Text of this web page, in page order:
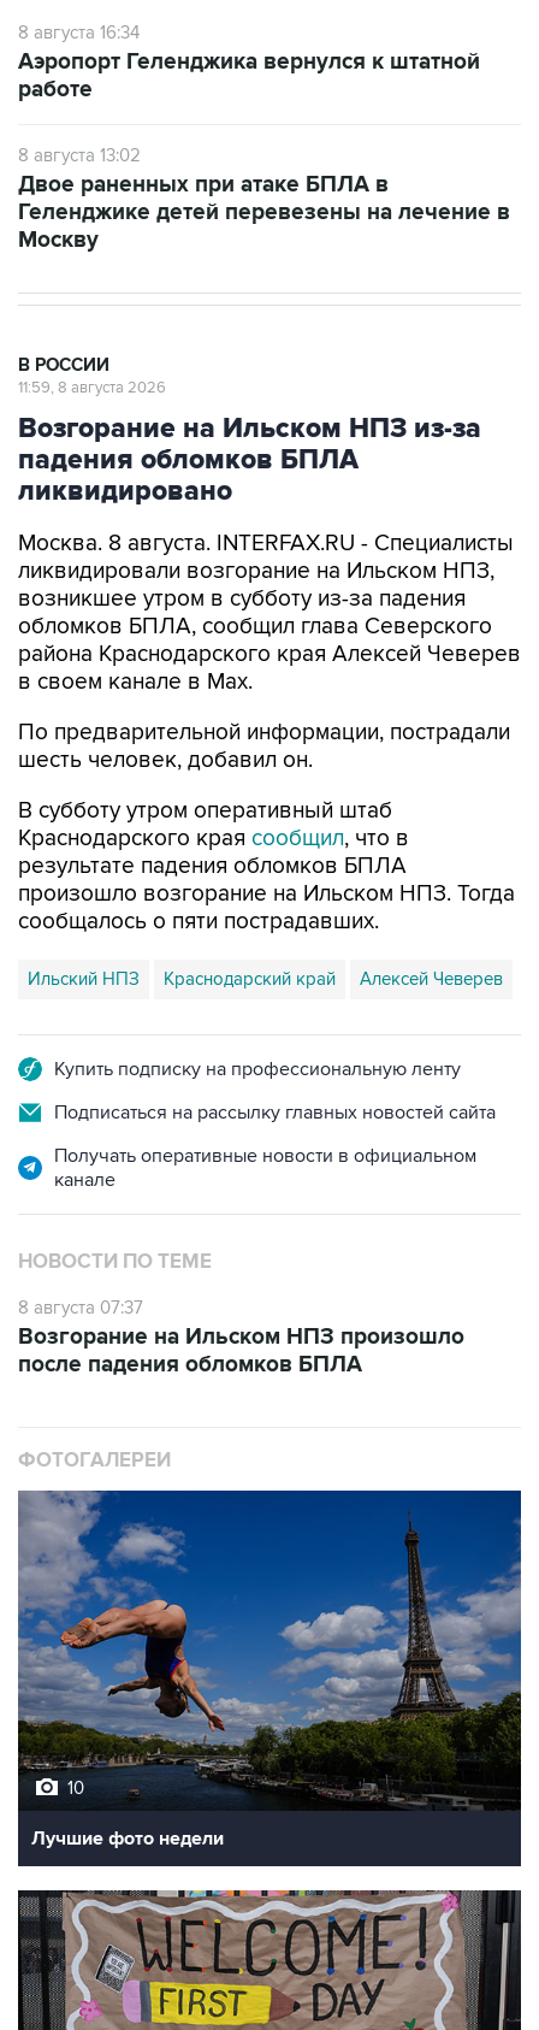
8 августа 16:34
Аэропорт Геленджика вернулся к штатной
работе
8 августа 13:02
Двое раненных при атаке БПЛА в
Геленджике детей перевезены на лечение в
Москву
В РОССИИ
11:59, 8 августа 2026
Возгорание на Ильском НПЗ из-за
падения обломков БПЛА
ликвидировано
Москва. 8 августа. INTERFAX.RU - Специалисты
ликвидировали возгорание на Ильском НПЗ,
возникшее утром в субботу из-за падения
обломков БПЛА, сообщил глава Северского
района Краснодарского края Алексей Чеверев
в своем канале в Max.
По предварительной информации, пострадали
шесть человек, добавил он.
В субботу утром оперативный штаб
Краснодарского края сообщил, что в
результате падения обломков БПЛА
произошло возгорание на Ильском НПЗ. Тогда
сообщалось о пяти пострадавших.
Ильский НПЗ Краснодарский край Алексей Чеверев
Купить подписку на профессиональную ленту
Подписаться на рассылку главных новостей сайта
Получать оперативные новости в официальном
канале
НОВОСТИ ПО ТЕМЕ
8 августа 07:37
Возгорание на Ильском НПЗ произошло
после падения обломков БПЛА
ФОТОГАЛЕРЕИ
10
Лучшие фото недели